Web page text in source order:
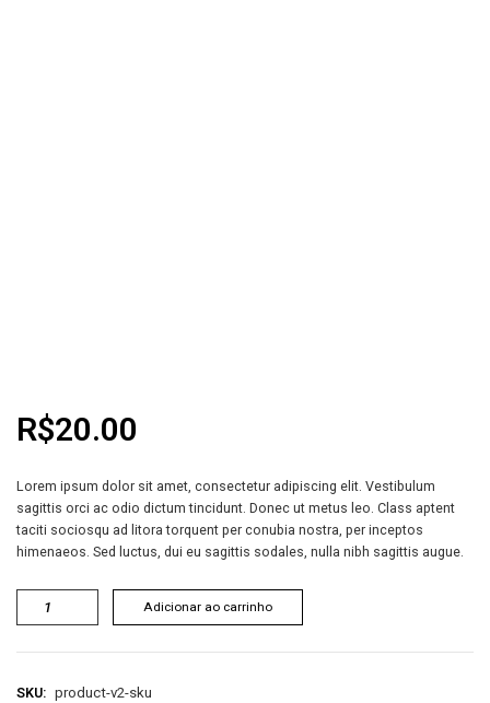
R$20.00
Lorem ipsum dolor sit amet, consectetur adipiscing elit. Vestibulum
sagittis orci ac odio dictum tincidunt. Donec ut metus leo. Class aptent
taciti sociosqu ad litora torquent per conubia nostra, per inceptos
himenaeos. Sed luctus, dui eu sagittis sodales, nulla nibh sagittis augue.
Adicionar ao carrinho
SKU: product-v2-sku